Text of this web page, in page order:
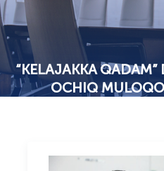
“KELAJAKKA
OCHIQ